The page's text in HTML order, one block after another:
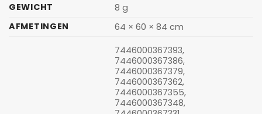
GEWICHT
8 g
AFMETINGEN
64 × 60 × 84 cm
7446000367393,
7446000367386,
7446000367379,
7446000367362,
7446000367355,
7446000367348,